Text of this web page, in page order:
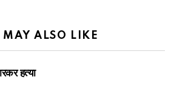
MAY ALSO LIKE
हत्या